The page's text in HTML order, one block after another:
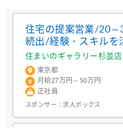
住宅の提案営業/20
続出/経験・スキルを
ル/成長は右肩上がり
住まいのギャラリー杉並
東京都
月給27万円～50万円
正社員
スポンサー：求人ボックス